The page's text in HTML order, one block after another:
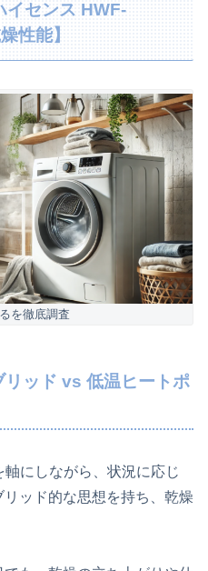
イセンス HWF-
性能】
を徹底調査
ッド vs 低温ヒートポ
にしながら、状況に応じ
ッド的な思想を持ち、乾燥